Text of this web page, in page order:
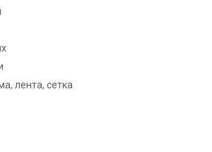
лента, сетка